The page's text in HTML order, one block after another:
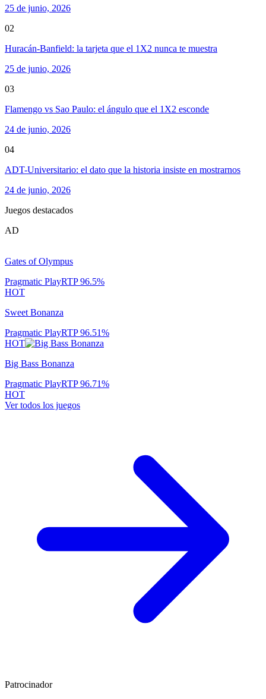
25 de junio, 2026
02
Huracán-Banfield: la tarjeta que el 1X2 nunca te muestra
25 de junio, 2026
03
Flamengo vs Sao Paulo: el ángulo que el 1X2 esconde
24 de junio, 2026
04
ADT-Universitario: el dato que la historia insiste en mostrarnos
24 de junio, 2026
Juegos destacados
AD
Gates of Olympus
Pragmatic PlayRTP96.5%
HOT
Sweet Bonanza
Pragmatic PlayRTP96.51%
HOT
Big Bass Bonanza
Pragmatic PlayRTP96.71%
HOT
Ver todos los juegos
Patrocinador